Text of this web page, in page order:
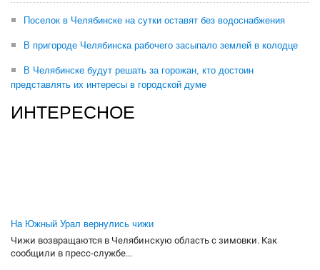
Поселок в Челябинске на сутки оставят без водоснабжения
В пригороде Челябинска рабочего засыпало землей в колодце
В Челябинске будут решать за горожан, кто достоин
представлять их интересы в городской думе
ИНТЕРЕСНОЕ
На Южный Урал вернулись чижи
Чижи возвращаются в Челябинскую область с зимовки. Как
сообщили в пресс-службе...